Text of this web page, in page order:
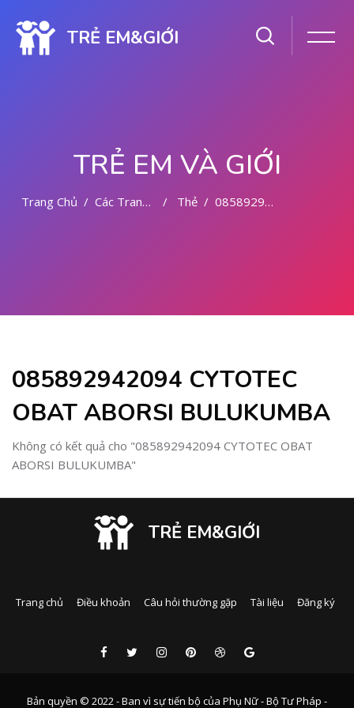
TRẺ EM&GIỚI
TRẺ EM VÀ GIỚI
Trang Chủ Các Trang Của Hệ Thống Thẻ 085892942094 CYTOTEC OBAT ABORSI BULUKUMBA
085892942094 CYTOTEC
OBAT ABORSI BULUKUMBA
Không có kết quả cho "085892942094 CYTOTEC OBAT
ABORSI BULUKUMBA"
TRẺ EM&GIỚI
Trang chủ Điều khoản Câu hỏi thường gặp Tài liệu Đăng ký
Bản quyền © 2022 - Ban vì sự tiến bộ của Phụ Nữ - Bộ Tư Pháp -